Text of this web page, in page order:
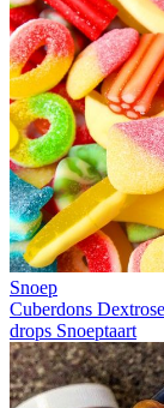
Snoep
Cuberdons Dextrose
drops Snoeptaart